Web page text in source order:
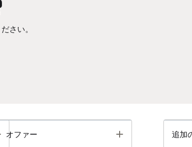
さい。
Toggle
オファー Toggle 追加